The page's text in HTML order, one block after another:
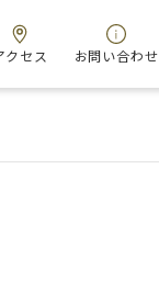
クセス お問い合わせ